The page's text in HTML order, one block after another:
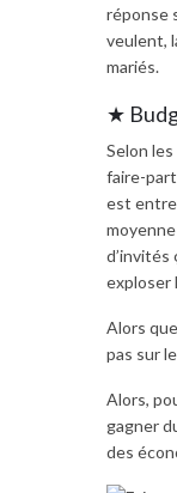
réponse
veulent,
mariés.
★
Selon
faire-
est
d’invités
exploser
Alors
pas sur
Alors,
gagner
des